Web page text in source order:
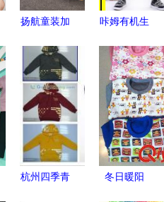
扬航童装加
好？产品优
势与图片揭
秘，开启童
装创业新篇
章！
咔姆有机生
棉T恤，夏
日里的清凉
陪伴
杭州四季青
冬日暖阳